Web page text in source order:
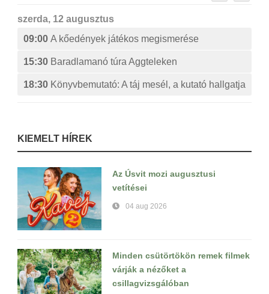
szerda, 12 augusztus
09:00 A kőedények játékos megismerése
15:30 Baradlamanó túra Aggteleken
18:30 Könyvbemutató: A táj mesél, a kutató hallgatja
KIEMELT HÍREK
Az Úsvit mozi augusztusi
vetítései
04 aug 2026
Minden csütörtökön remek filmek
várják a nézőket a
csillagvizsgálóban